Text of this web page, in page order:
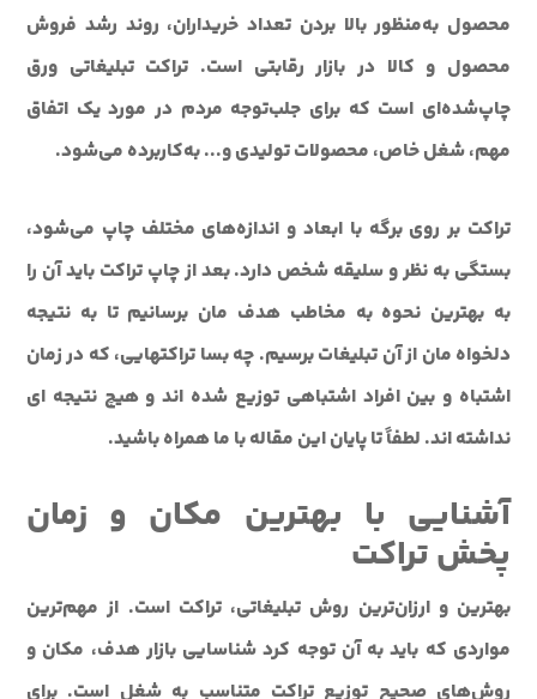
محصول به‌منظور بالا بردن تعداد خریداران، روند رشد فروش
محصول و کالا در بازار رقابتی است. تراکت تبلیغاتی ورق
چاپ‌شده‌ای است که برای جلب‌توجه مردم در مورد یک اتفاق
مهم، شغل خاص، محصولات تولیدی و... به‌کاربرده می‌شود.
تراکت بر روی برگه با ابعاد و اندازه‌های مختلف چاپ می‌شود،
بستگی به نظر و سلیقه شخص دارد. بعد از چاپ تراکت باید آن را
به بهترین نحوه به مخاطب هدف مان برسانیم تا به نتیجه
دلخواه مان از آن تبلیغات برسیم. چه بسا تراکتهایی، که در زمان
اشتباه و بین افراد اشتباهی توزیع شده اند و هیچ نتیجه ای
نداشته اند. لطفاً تا پایان این مقاله با ما همراه باشید.
آشنایی با بهترین مکان و زمان
پخش تراکت
بهترین و ارزان‌ترین روش تبلیغاتی، تراکت است. از مهم‌ترین
مواردی که باید به آن توجه کرد شناسایی بازار هدف، مکان و
روش‌های صحیح توزیع تراکت متناسب به شغل است. برای